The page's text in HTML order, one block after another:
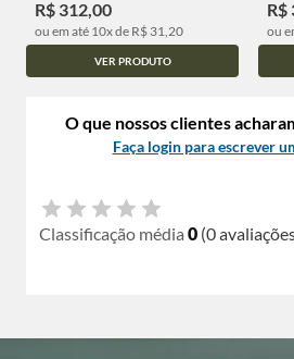
R$ 312,00
ou em até 10x de R$ 31,20
VER PRODUTO
R$
ou
O que nossos clientes
Faça login para escrever
Classificação média 0 (0